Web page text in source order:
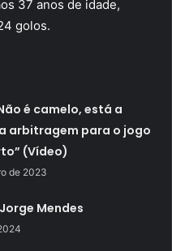
37 anos de idade,
golos.
é camelo, está a
arbitragem para o jogo
(Vídeo)
de 2023
Mendes